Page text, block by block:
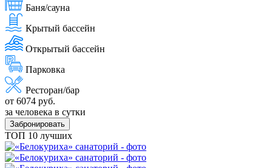
Баня/сауна
Крытый бассейн
Открытый бассейн
Парковка
Ресторан/бар
от 6074 руб.
за человека в сутки
Забронировать
ТОП 10 лучших